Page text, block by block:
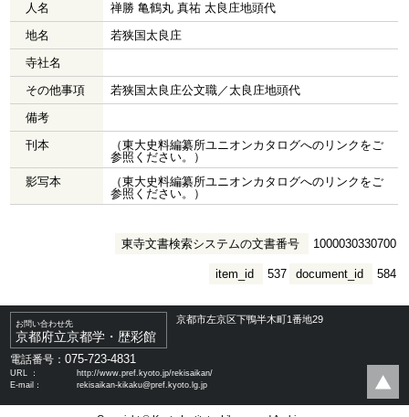
人名
禅勝 亀鶴丸 真祐 太良庄地頭代
地名
若狭国太良庄
寺社名
その他事項
若狭国太良庄公文職／太良庄地頭代
備考
刊本
（東大史料編纂所ユニオンカタログへのリンクをご
参照ください。）
影写本
（東大史料編纂所ユニオンカタログへのリンクをご
参照ください。）
東寺文書検索システムの文書番号 1000030330700
document_id 584
item_id 537
お問い合わせ先
京都府立京都学・歴彩館
京都市左京区下鴨半木町1番地29
電話番号：075-723-4831
URL ：
http://www.pref.kyoto.jp/rekisaikan/
E-mail：
rekisaikan-kikaku@pref.kyoto.lg.jp